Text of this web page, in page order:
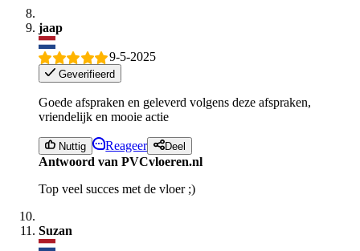
jaap
9-5-2025
Geverifieerd
Goede afspraken en geleverd volgens deze afspraken,
vriendelijk en mooie actie
Nuttig Reageer Deel
Antwoord van PVCvloeren.nl
Top veel succes met de vloer ;)
Suzan